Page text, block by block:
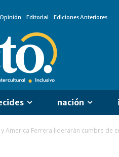
Opinión Editorial Ediciones Anteriores
nación
y America Ferrera liderarán cumbre de